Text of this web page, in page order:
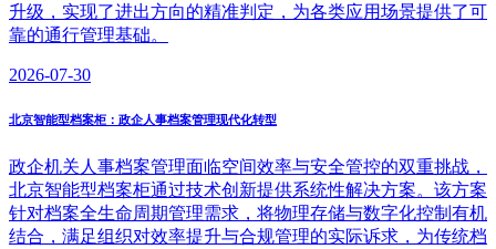
升级，实现了进出方向的精准判定，为各类应用场景提供了可
靠的通行管理基础。
2026-07-30
北京智能型档案柜：政企人事档案管理现代化转型
政企机关人事档案管理面临空间效率与安全管控的双重挑战，
北京智能型档案柜通过技术创新提供系统性解决方案。该方案
针对档案全生命周期管理需求，将物理存储与数字化控制有机
结合，满足组织对效率提升与合规管理的实际诉求，为传统档